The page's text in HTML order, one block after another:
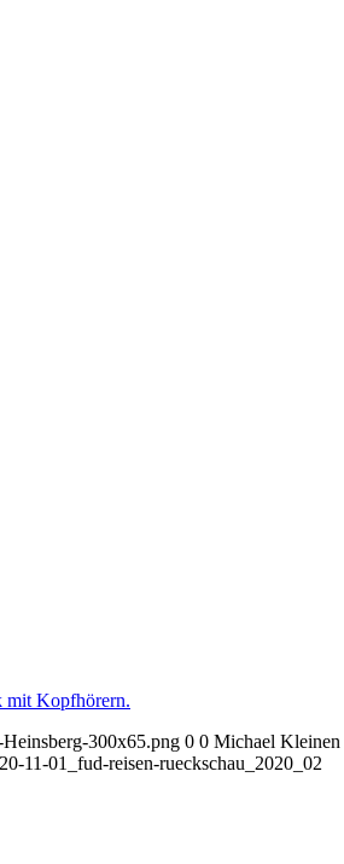
300x65.png 0 0 Michael Kleinen
11-01_fud-reisen-rueckschau_2020_02